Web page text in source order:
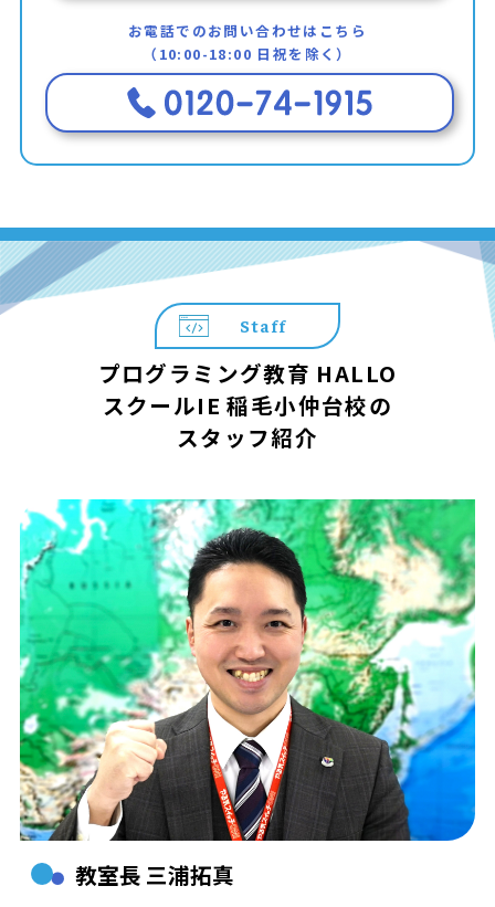
お電話でのお問い合わせはこちら
（10:00-18:00 日祝を除く）
Staff
プログラミング教育 HALLO
スクールIE 稲毛小仲台校の
スタッフ紹介
教室長 三浦拓真